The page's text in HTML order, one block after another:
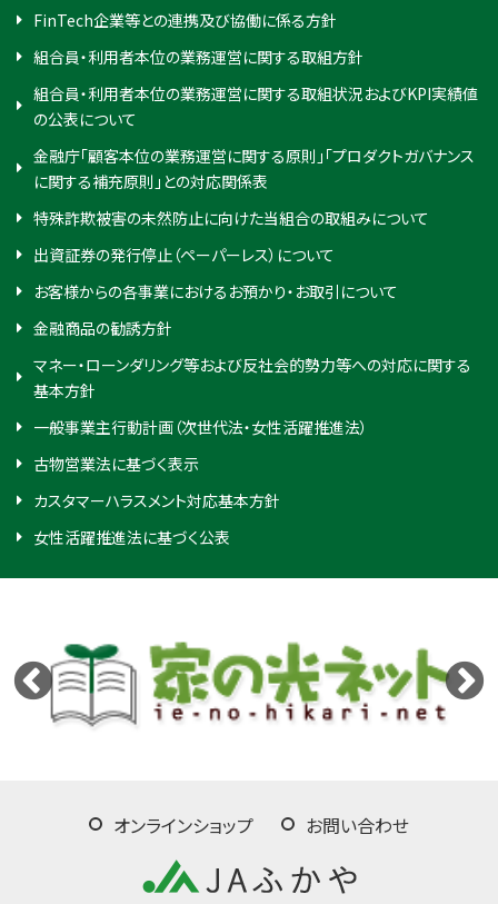
FinTech企業等との連携及び協働に係る方針
組合員・利用者本位の業務運営に関する取組方針
組合員・利用者本位の業務運営に関する取組状況およびKPI実績値
の公表について
金融庁「顧客本位の業務運営に関する原則」「プロダクトガバナンス
に関する補充原則」との対応関係表
特殊詐欺被害の未然防止に向けた当組合の取組みについて
出資証券の発行停止（ペーパーレス）について
お客様からの各事業におけるお預かり・お取引について
金融商品の勧誘方針
マネー・ローンダリング等および反社会的勢力等への対応に関する
基本方針
一般事業主行動計画（次世代法・女性活躍推進法）
古物営業法に基づく表示
カスタマーハラスメント対応基本方針
女性活躍推進法に基づく公表
オンラインショップ お問い合わせ